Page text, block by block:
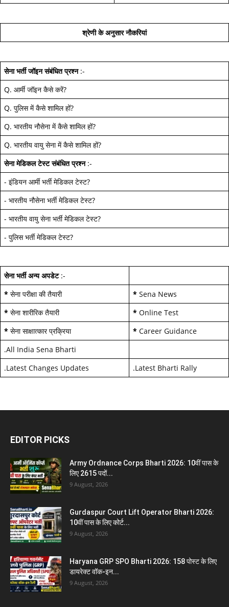
श्रेणी के अनुसार नौकरियां
सेना भर्ती जॉइन संबंधित प्रश्न:-
Q. आर्मी जॉइन कैसे करें?
Q. पुलिस में कैसे शामिल हों?
Q. भारतीय नौसेना में कैसे शामिल हों?
Q. भारतीय वायु सेना में कैसे शामिल हों?
सेना मेडिकल टेस्ट संबंधित प्रश्न:-
- इंडियन आर्मी भर्ती मेडिकल टेस्ट?
- भारतीय नौसेना भर्ती मेडिकल टेस्ट?
- भारतीय वायु सेना भर्ती मेडिकल टेस्ट?
- पुलिस भर्ती मेडिकल टेस्ट?
सेना भर्ती अन्य अपडेट:-
* सेना परीक्षा की तैयारी * Sena News
* सेना शारीरिक तैयारी * Online Test
* सेना साक्षात्कार प्रक्रिया * Career Guidance
.All India Sena Bharti
.Latest Changes Updates .Latest Bharti Rally
EDITOR PICKS
Army Ordnance Corps Bharti 2026: 10वीं पास के
लिए 2615 पदों...
9 August, 2026
Gurdaspur Court Lift Operator Bharti 2026:
10वीं पास के लिए कोर्ट...
9 August, 2026
Haryana GRP SPO Bharti 2026: 158 पोस्ट के लिए
डायरेक्ट वॉक-इन...
9 August, 2026